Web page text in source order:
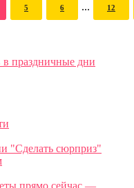
5 6 ... 12
в праздничные дни
"Сделать сюрприз"
прямо сейчас —